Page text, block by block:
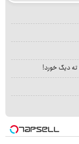
ته دیگ خورد!